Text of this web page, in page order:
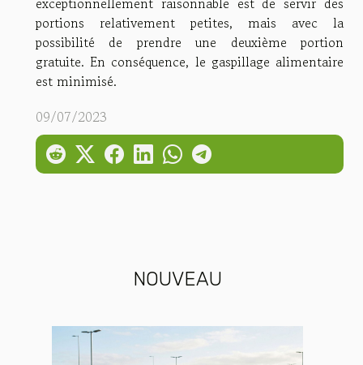
NOUVEAU
portions relativement petites, mais avec la
possibilité de prendre une deuxième portion
gratuite. En conséquence, le gaspillage alimentaire
est minimisé.
09/07/2023